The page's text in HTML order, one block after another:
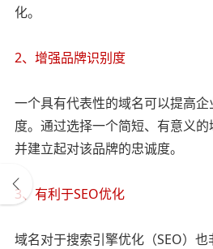
化。
2、增强品牌识别度
一个具有代表性的域名可以提高
度。通过选择一个简短、有意义
并建立起对该品牌的忠诚度。
3、有利于SEO优化
域名对于搜索引擎优化（SEO）